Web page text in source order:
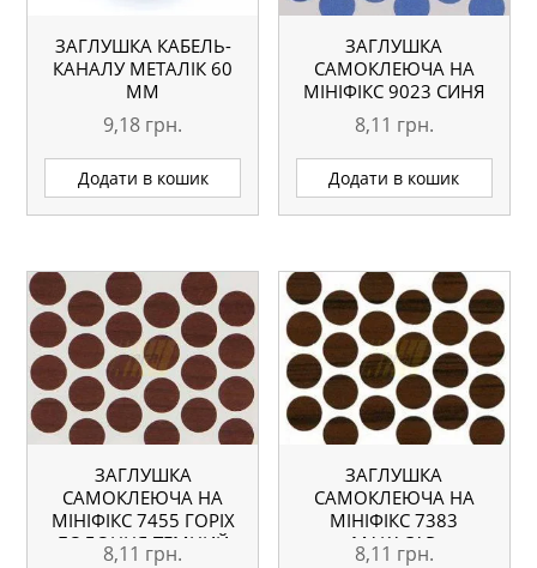
ЗАГЛУШКА КАБЕЛЬ-
КАНАЛУ МЕТАЛІК 60
ММ
9,18 грн.
Додати в кошик
ЗАГЛУШКА
САМОКЛЕЮЧА НА
МІНІФІКС 9023 СИНЯ
8,11 грн.
Додати в кошик
ЗАГЛУШКА
САМОКЛЕЮЧА НА
МІНІФІКС 7455 ГОРІХ
БОЛОННЯ ТЕМНИЙ
8,11 грн.
ЗАГЛУШКА
САМОКЛЕЮЧА НА
МІНІФІКС 7383
МАКАСАР
8,11 грн.